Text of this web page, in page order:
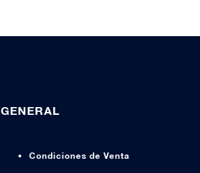
GENERAL
Condiciones de Venta